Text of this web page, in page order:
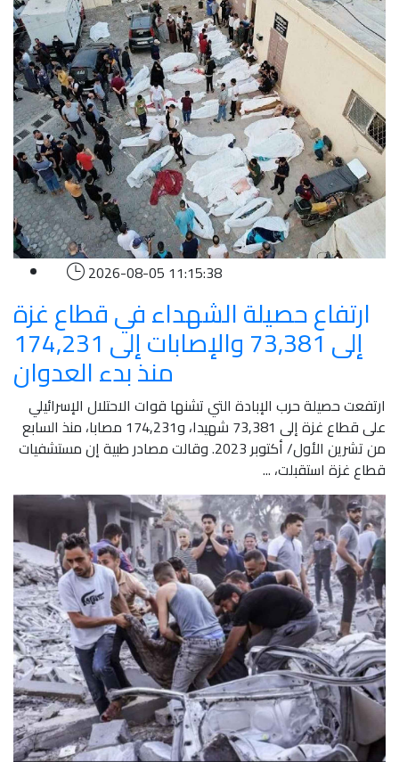
2026-08-05 11:15:38
ارتفاع حصيلة الشهداء في قطاع غزة
إلى 73,381 والإصابات إلى 174,231
منذ بدء العدوان
ارتفعت حصيلة حرب الإبادة التي تشنها قوات الاحتلال الإسرائيلي
على قطاع غزة إلى 73,381 شهيدا، و174,231 مصابا، منذ السابع
من تشرين الأول/ أكتوبر 2023. وقالت مصادر طبية إن مستشفيات
قطاع غزة استقبلت، ...